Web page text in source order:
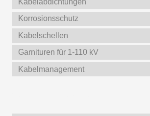
Kabelabdichtungen
Korrosionsschutz
Kabelschellen
Garnituren für 1-110 kV
Kabelmanagement